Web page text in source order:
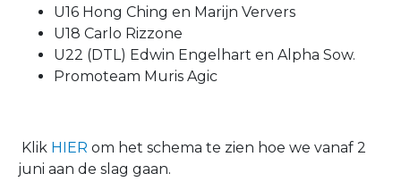
U16 Hong Ching en Marijn Ververs
U18 Carlo Rizzone
U22 (DTL) Edwin Engelhart en Alpha Sow.
Promoteam Muris Agic
Klik HIER om het schema te zien hoe we vanaf 2
juni aan de slag gaan.